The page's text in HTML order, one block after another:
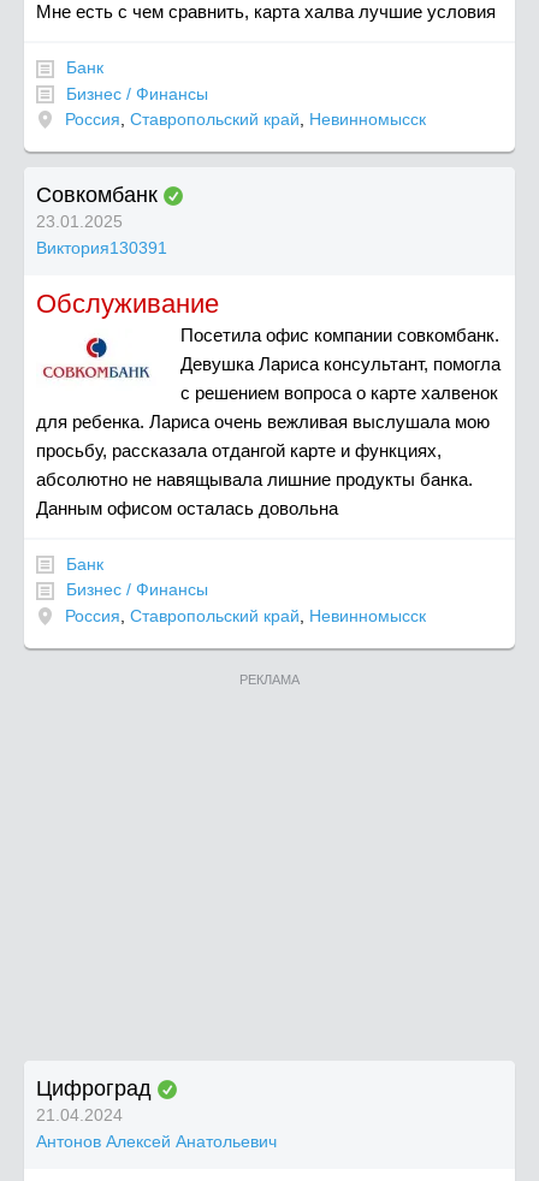
Мне есть с чем сравнить, карта халва лучшие условия
Банк
Бизнес / Финансы
Россия Ставропольский край Невинномысск
Совкомбанк
23.01.2025
Виктория130391
Обслуживание
Посетила офис компании совкомбанк.
Девушка Лариса консультант, помогла
с решением вопроса о карте халвенок
для ребенка. Лариса очень вежливая выслушала мою
просьбу, рассказала отдангой карте и функциях,
абсолютно не навящывала лишние продукты банка.
Данным офисом осталась довольна
Банк
Бизнес / Финансы
Россия Ставропольский край Невинномысск
РЕКЛАМА
Цифроград
21.04.2024
Антонов Алексей Анатольевич